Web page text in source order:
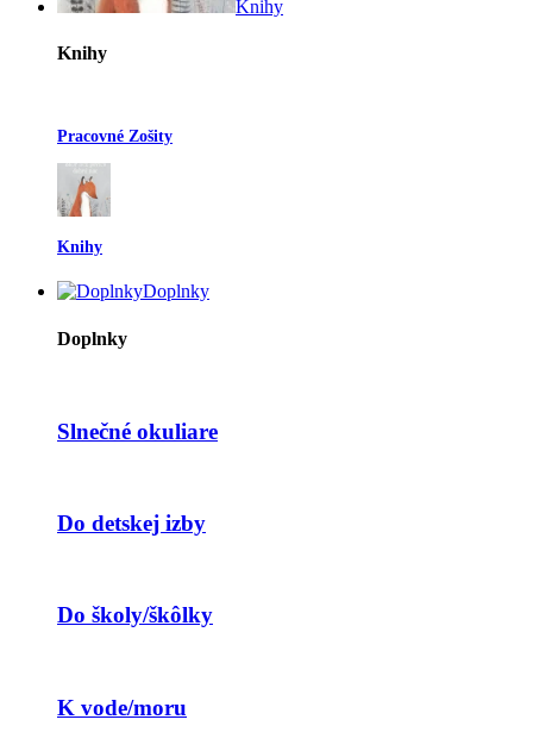
Knihy
Knihy
Pracovné Zošity
Knihy
Doplnky
Doplnky
Slnečné okuliare
Do detskej izby
Do školy/škôlky
K vode/moru